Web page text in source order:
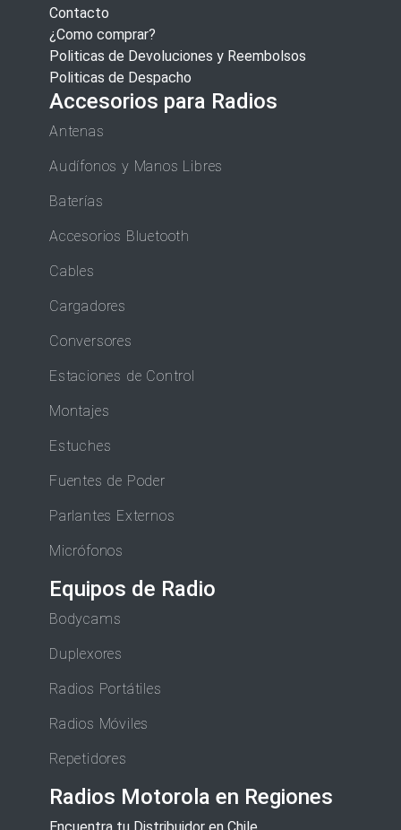
Contacto
¿Como comprar?
Politicas de Devoluciones y Reembolsos
Politicas de Despacho
Accesorios para Radios
Antenas
Audífonos y Manos Libres
Baterías
Accesorios Bluetooth
Cables
Cargadores
Conversores
Estaciones de Control
Montajes
Estuches
Fuentes de Poder
Parlantes Externos
Micrófonos
Equipos de Radio
Bodycams
Duplexores
Radios Portátiles
Radios Móviles
Repetidores
Radios Motorola en Regiones